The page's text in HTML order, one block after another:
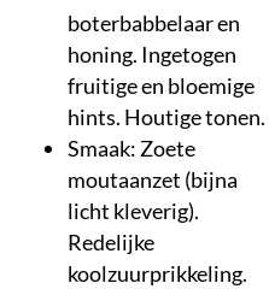
boterbabbelaar en
honing. Ingetogen
fruitige en bloemige
hints. Houtige tonen.
Smaak: Zoete
moutaanzet (bijna
licht kleverig).
Redelijke
koolzuurprikkeling.